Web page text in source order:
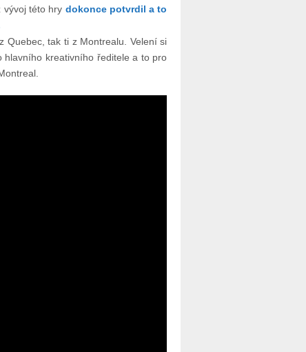
vývoj této hry dokonce potvrdil a to
Quebec, tak ti z Montrealu. Velení si
hlavního kreativního ředitele a to pro